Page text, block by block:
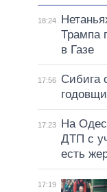
18:24
Трампа
в Газе
17:56
Сибига
17:23
На
ДТП с
есть
17:19